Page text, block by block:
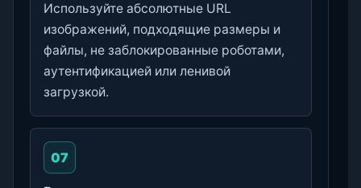
Используйте абсолютные URL
изображений, подходящие размеры и
файлы, не заблокированные роботами,
аутентификацией или ленивой
загрузкой.
07